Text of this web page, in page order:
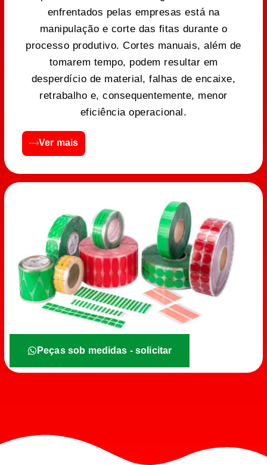
enfrentados pelas empresas está na
manipulação e corte das fitas durante o
processo produtivo. Cortes manuais, além de
tomarem tempo, podem resultar em
desperdício de material, falhas de encaixe,
retrabalho e, consequentemente, menor
eficiência operacional.
Ver mais
Peças sob medidas - solicitar